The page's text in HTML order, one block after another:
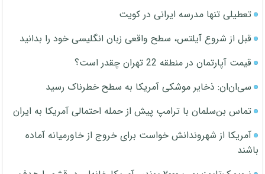
تعطیلی تنها مدرسه ایرانی در کویت
قبل از شروع آیلتس، سطح واقعی زبان انگلیسی خود را بدانید
قیمت آپارتمان در منطقه 22 تهران چقدر است؟
سی‌ان‌ان: ذخایر موشکی آمریکا به سطح خطرناک رسید
تماس بن‌سلمان با ترامپ پیش از حمله احتمالی آمریکا به ایران
آمریکا از شهروندانش خواست برای خروج از خاورمیانه آماده
باشند